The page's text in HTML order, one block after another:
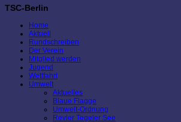
TSC-Berlin
Home
Aktuell
Rundschreiben
Der Verein
Mitglied werden
Jugend
Wettfahrt
Umwelt
Aktuelles
Blaue Flagge
Umwelt-Ordnung
Revier Tegeler See